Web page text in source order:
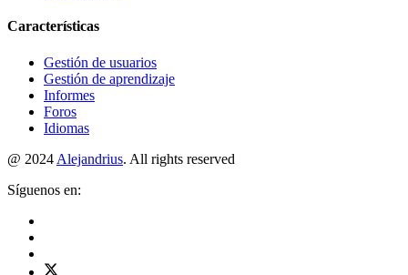
Características
Gestión de usuarios
Gestión de aprendizaje
Informes
Foros
Idiomas
@ 2024 Alejandrius. All rights reserved
Síguenos en: